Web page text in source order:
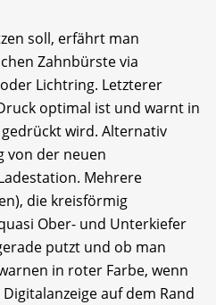
soll, erfährt man
Zahnbürste via
Lichtring. Letzterer
optimal ist und warnt in
wird. Alternativ
von der neuen
Mehrere
die kreisförmig
Ober- und Unterkiefer
putzt und ob man
in roter Farbe, wenn
auf dem Rand